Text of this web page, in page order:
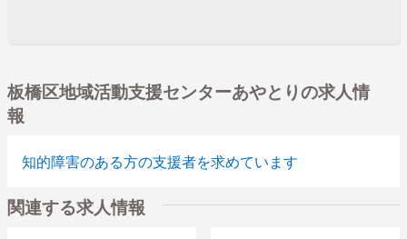
板橋区地域活動支援センターあやとりの求人情
報
知的障害のある方の支援者を求めています
関連する求人情報